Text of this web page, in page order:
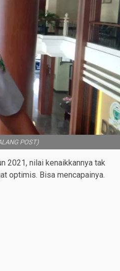
POST)
2021, nilai kenaikkannya tak
optimis. Bisa mencapainya.